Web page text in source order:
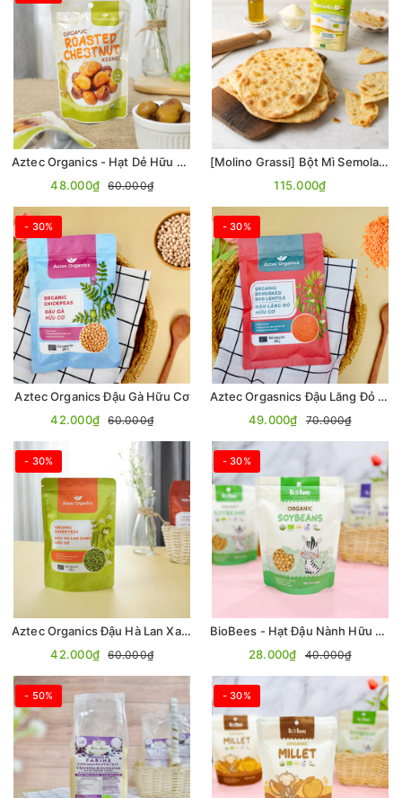
Aztec Organics - Hạt Dẻ Hữu Cơ 100gr
48.000₫
60.000₫
[Molino Grassi] Bột Mì Semola Hữu Cơ 1kg
115.000₫
- 30%
Aztec Organics Đậu Gà Hữu Cơ
42.000₫
60.000₫
- 30%
Aztec Orgasnics Đậu Lăng Đỏ Hữu Cơ 200g
49.000₫
70.000₫
- 30%
Aztec Organics Đậu Hà Lan Xanh Hữu Cơ 200g
42.000₫
60.000₫
- 30%
BioBees - Hạt Đậu Nành Hữu Cơ 200g
28.000₫
40.000₫
- 50% - 30%